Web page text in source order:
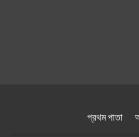
প্রথম পাতা